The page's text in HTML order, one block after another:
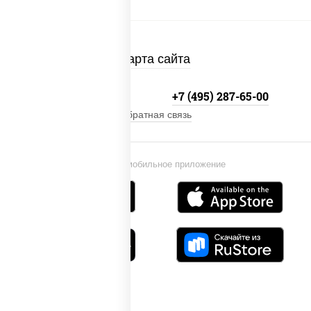
Карта сайта
Установи мобильное приложение
+7 (495) 287-65-00
Обратная связь